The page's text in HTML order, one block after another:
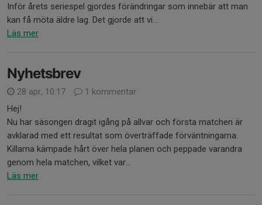
Inför årets seriespel gjordes förändringar som innebär att man
kan få möta äldre lag. Det gjorde att vi...
Läs mer
Nyhetsbrev
28 apr, 10:17
1 kommentar
Hej!
Nu har säsongen dragit igång på allvar och första matchen är
avklarad med ett resultat som överträffade förväntningarna.
Killarna kämpade hårt över hela planen och peppade varandra
genom hela matchen, vilket var...
Läs mer